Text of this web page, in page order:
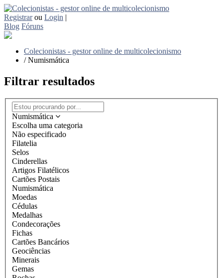
Registrar ou Login |
Blog Fóruns
Colecionistas - gestor online de multicolecionismo
/Numismática
Filtrar resultados
Numismática
Escolha uma categoria
Não especificado
Filatelia
Selos
Cinderellas
Artigos Filatélicos
Cartões Postais
Numismática
Moedas
Cédulas
Medalhas
Condecorações
Fichas
Cartões Bancários
Geociências
Minerais
Gemas